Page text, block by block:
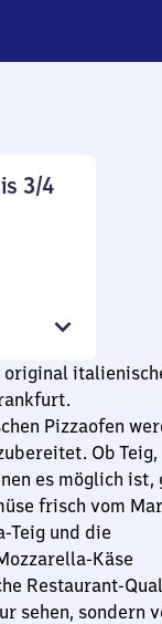
3/4
original
Pizzaofen
Ob Teig,
es möglich ist,
frisch vom
Teig und die
Käse
Restaurant-
sehen, sondern